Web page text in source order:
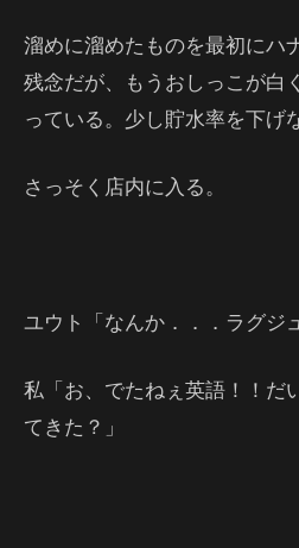
溜めに溜めたものを最初にハ
残念だが、もうおしっこが白
っている。少し貯水率を下げ
さっそく店内に入る。
ユウト「なんか．．．ラグジ
私「お、でたねぇ英語！！だ
てきた？」